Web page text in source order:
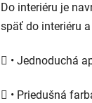
Do interiéru je
späť do interiéru
 • Jednoduchá
 • Priedušná